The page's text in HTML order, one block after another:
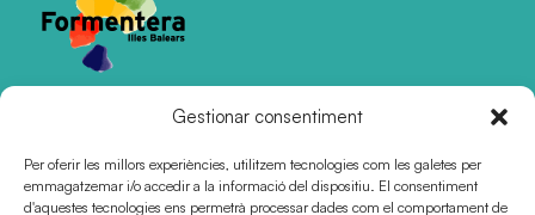
Gestionar consentiment
Per oferir les millors experiències, utilitzem tecnologies com les galetes per
emmagatzemar i/o accedir a la informació del dispositiu. El consentiment
d'aquestes tecnologies ens permetrà processar dades com el comportament de